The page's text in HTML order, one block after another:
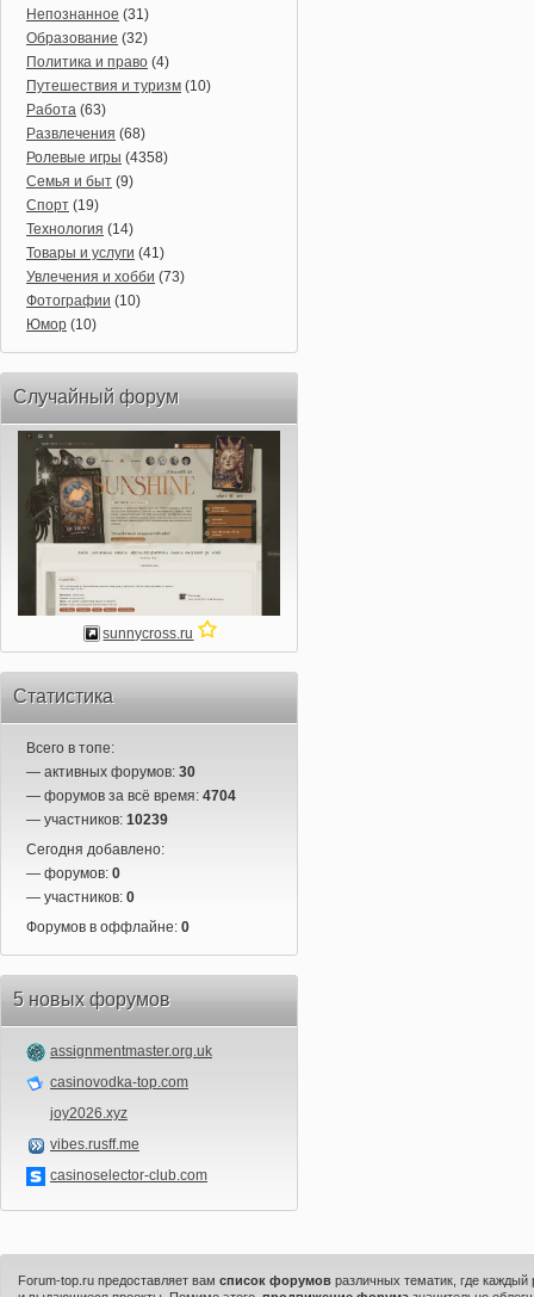
Непознанное (31)
Образование (32)
Политика и право (4)
Путешествия и туризм (10)
Работа (63)
Развлечения (68)
Ролевые игры (4358)
Семья и быт (9)
Спорт (19)
Технология (14)
Товары и услуги (41)
Увлечения и хобби (73)
Фотографии (10)
Юмор (10)
Случайный форум
sunnycross.ru
Статистика
Всего в топе:
— активных форумов: 30
— форумов за всё время: 4704
— участников: 10239
Сегодня добавлено:
— форумов: 0
— участников: 0
Форумов в оффлайне: 0
5 новых форумов
assignmentmaster.org.uk
casinovodka-top.com
joy2026.xyz
vibes.rusff.me
casinoselector-club.com
Forum-top.ru предоставляет вамсписок форумов различных тематик, где